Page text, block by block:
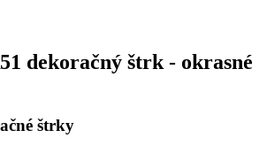
dekoračný štrk - okrasné
štrky